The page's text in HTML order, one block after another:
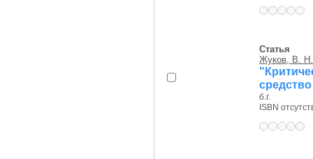
Статья
Жуков, В. Н.
б.г.
ISBN